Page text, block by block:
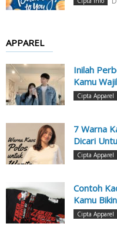
APPAREL
Inilah
Kamu
Cipta Apparel
7 Warna
Dicari
Cipta Apparel
Contoh
Kamu
Cipta Apparel